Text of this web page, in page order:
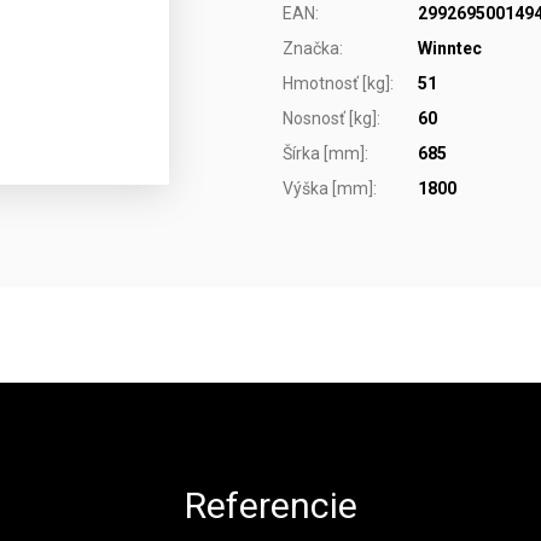
EAN:
Značka:
Winntec
Hmotnosť [kg] :
51
Nosnosť [kg] :
60
Šírka [mm] :
685
Výška [mm] : 1800
Referencie